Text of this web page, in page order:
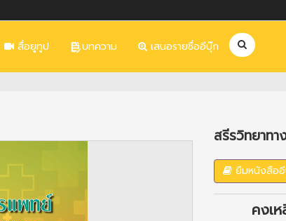
สื่อยูทูป บทความ เสนอรายชื่ออีบุ๊ก
สรีรวิทยาท
ยืมหนังสือ
คงเ